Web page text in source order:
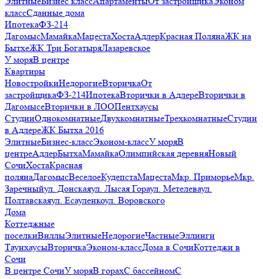
классСданные дома
ИпотекаФЗ-214
ДагомысМамайкаМацестаХостаАдлерКрасная ПолянаЖК на
БытхеЖК Три БогатыряЛазаревское
У моряВ центре
Квартиры
НовостройкиНедорогиеВторичкаОт
застройщикаФЗ-214ИпотекаВторички в АдлереВторички в
ДагомысеВторички в ЛООПентхаусы
СтудииОднокомнатныеДвухкомнатныеТрехкомнатныеСтудии
в АдлереЖК Бытха 2016
ЭлитныеБизнес-классЭконом-классУ моряВ
центреАдлерБытхаМамайкаОлимпийская деревняНовый
СочиХостаКрасная
полянаДагомысВеселоеКудепстаМацестаМкр. ПриморьеМкр.
Заречныйул. Донскаяул. Лысая Гораул. Метелеваул.
Полтавскаяул. Есауленкоул. Воровского
Дома
Коттеджные
поселкиВиллыЭлитныеНедорогиеЧастныеЭллинги
ТаунхаусыВторичкаЭконом-классДома в СочиКоттеджи в
Сочи
В центре СочиУ моряВ горахС бассейномС